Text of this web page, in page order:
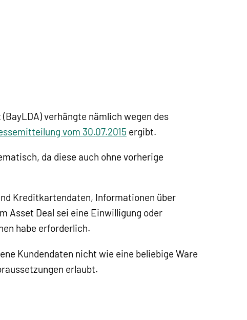
verhängte nämlich wegen des
vom 30.07.2015 ergibt.
da diese auch ohne vorherige
Kreditkartendaten, Informationen über
Asset Deal sei eine Einwilligung oder
habe erforderlich.
Kundendaten nicht wie eine beliebige Ware
erlaubt.